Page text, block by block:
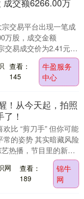
交易平台出现一笔成
万股，成交金额
交易成交价为2.41元，
价11.07%。该笔....
查看：
145
牛盈服务
中心
！从今天起，拍照
！
比 “剪刀手” 但你可能
常的姿势 其实暗藏风险
热播，节目里的新型
网友热议，相关话题登
网
查看：
189
锦牛
网